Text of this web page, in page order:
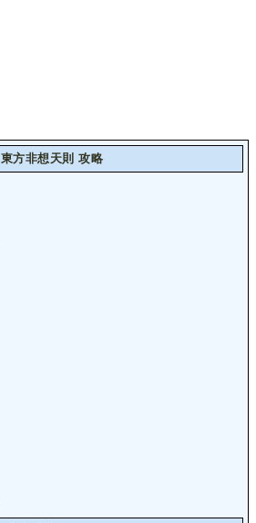
東方非想天則 攻略